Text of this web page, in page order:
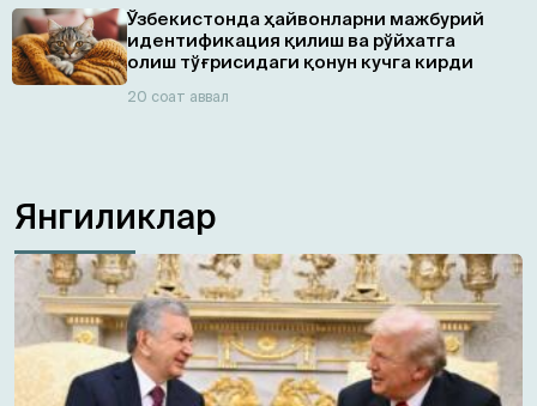
Ўзбекистонда ҳайвонларни мажбурий
идентификация қилиш ва рўйхатга
олиш тўғрисидаги қонун кучга кирди
20 соат аввал
Янгиликлар